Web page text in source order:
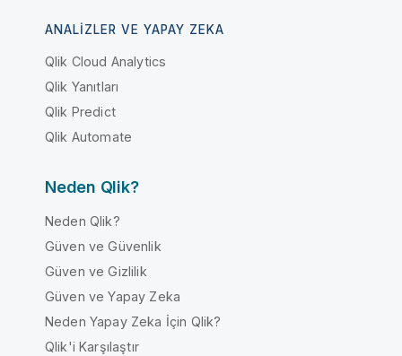
ANALIZLER VE YAPAY ZEKA
Qlik Cloud Analytics
Qlik Yanıtları
Qlik Predict
Qlik Automate
Neden Qlik?
Neden Qlik?
Güven ve Güvenlik
Güven ve Gizlilik
Güven ve Yapay Zeka
Neden Yapay Zeka İçin Qlik?
Qlik'i Karşılaştır